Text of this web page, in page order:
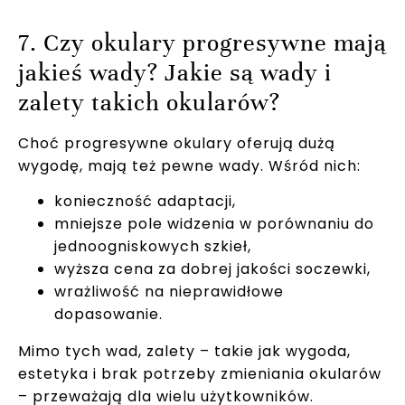
7. Czy okulary progresywne mają
jakieś wady? Jakie są wady i
zalety takich okularów?
Choć progresywne okulary oferują dużą
wygodę, mają też pewne wady. Wśród nich:
konieczność adaptacji,
mniejsze pole widzenia w porównaniu do
jednoogniskowych szkieł,
wyższa cena za dobrej jakości soczewki,
wrażliwość na nieprawidłowe
dopasowanie.
Mimo tych wad, zalety – takie jak wygoda,
estetyka i brak potrzeby zmieniania okularów
– przeważają dla wielu użytkowników.